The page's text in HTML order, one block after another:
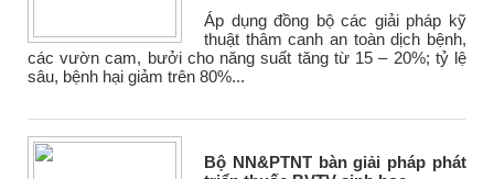
Áp dụng đồng bộ các giải pháp kỹ
thuật thâm canh an toàn dịch bệnh,
các vườn cam, bưởi cho năng suất tăng từ 15 – 20%; tỷ lệ
sâu, bệnh hại giảm trên 80%...
Bộ NN&PTNT bàn giải pháp phát